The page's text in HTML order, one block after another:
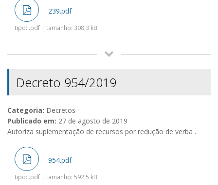
239.pdf
tipo: .pdf | tamanho: 308,3 kB
Decreto 954/2019
Categoria: Decretos
Publicado em: 27 de agosto de 2019
Autoriza suplementação de recursos por redução de verba .
954.pdf
tipo: .pdf | tamanho: 592,5 kB